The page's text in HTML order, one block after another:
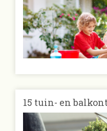
15 tuin- en